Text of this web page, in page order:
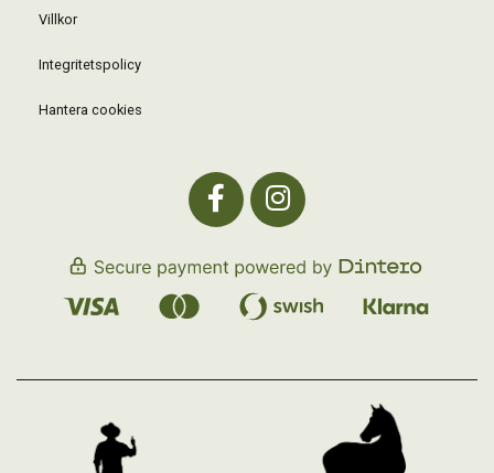
Villkor
Integritetspolicy
Hantera cookies